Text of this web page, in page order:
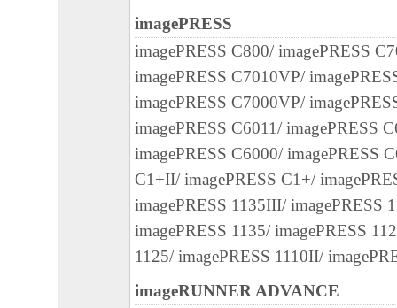
(2) お客様は、上記(1)に基づいて「本ソフ
するためのバックアップとして、「本ソフ
部、複製することができます。
(3) 上記(1)および(2)に定める場合を除き、
ヤノンのライセンサーのいかなる知的財産
と黙示たるとを問わず、本契約書によって
るいは許諾されるものではありません。
(1) お客様は、再使用許諾、譲渡、販売、
くは貸与その他の方法により、第三者に「
ア」を使用させることはできません。
imagePRESS
imagePRESS C800/ imagePRESS
imagePRESS C7010VP/
imagePRESS C7000VP/
imagePRESS C6011/ imagePRESS
imagePRESS C6000/ imagePRESS
C1+II/ imagePRESS C1+/
imagePRESS 1135III/ imagePRESS
imagePRESS 1135/ imagePRESS
1125/ imagePRESS 1110II/
imageRUNNER ADVANCE